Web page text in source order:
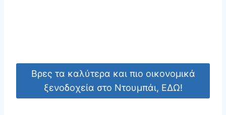
Βρες τα καλύτερα και πιο οικονομικά
ξενοδοχεία στο Ντουμπάι, ΕΔΩ!